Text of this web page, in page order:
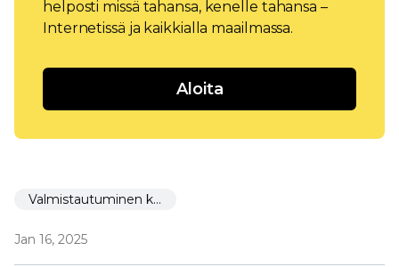
helposti missä tahansa, kenelle tahansa –
Internetissä ja kaikkialla maailmassa.
Aloita
Valmistautuminen käynnistämiseen
Jan 16, 2025